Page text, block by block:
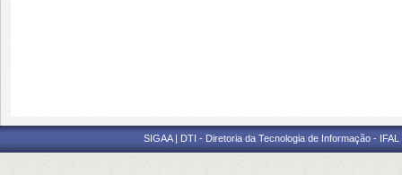
SIGAA | DTI - Diretoria da Tecnologia de Informação -